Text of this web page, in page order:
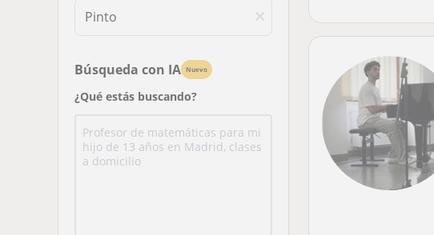
Búsqueda con IA Nuevo
¿Qué estás buscando?